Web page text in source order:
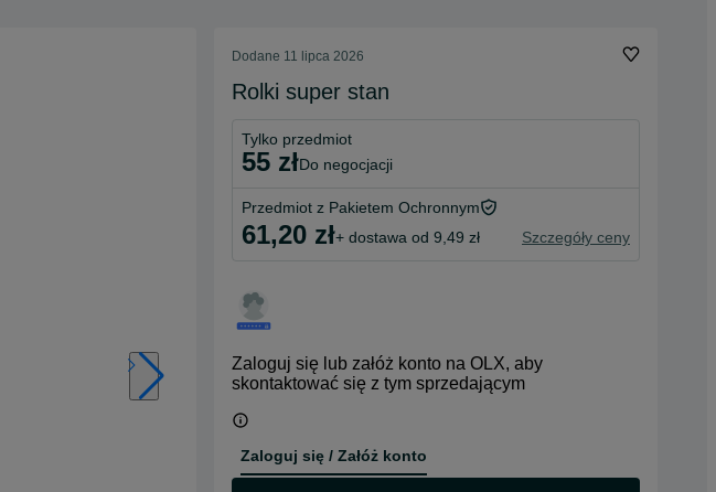
Dodane 11 lipca 2026
Rolki super stan
Tylko przedmiot
55 zł do negocjacji
Przedmiot z Pakietem Ochronnym
61,20 zł+ dostawa od 9,49 zł Szczegóły ceny
Zaloguj się lub załóż konto na OLX, aby
skontaktować się z tym sprzedającym
Zaloguj się / Załóż konto